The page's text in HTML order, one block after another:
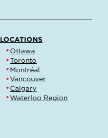
LOCATIONS
Ottawa
Toronto
Montréal
Vancouver
Calgary
Waterloo Region